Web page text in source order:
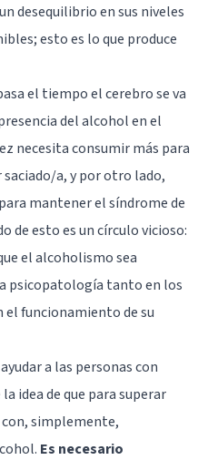
desequilibrio en sus niveles
esto es lo que produce
el tiempo el cerebro se va
del alcohol en el
necesita consumir más para
a, y por otro lado,
mantener el síndrome de
de esto es un círculo vicioso:
el alcoholismo sea
psicopatología tanto en los
el funcionamiento de su
a las personas con
idea de que para superar
simplemente,
Es necesario